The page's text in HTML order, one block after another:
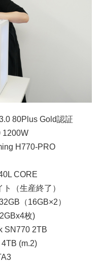
80Plus Gold認証
1200W
H770-PRO
CORE
（生産終了）
（16GB×2）
枚)
SN770 2TB
(m.2)